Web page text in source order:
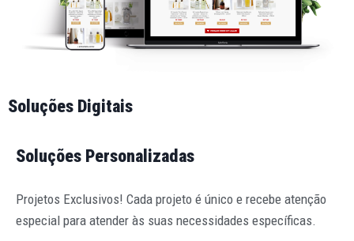
Soluções Digitais
Soluções Personalizadas
Projetos Exclusivos! Cada projeto é único e recebe atenção
especial para atender às suas necessidades específicas.